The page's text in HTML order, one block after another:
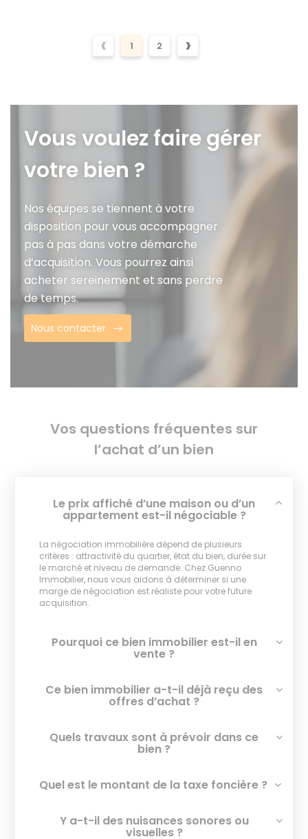
‹ 1 2 ›
Vous voulez faire gérer
votre bien ?
Nos équipes se tiennent à votre
disposition pour vous accompagner
pas à pas dans votre démarche
d’acquisition. Vous pourrez ainsi
acheter sereinement et sans perdre
de temps.
Nous contacter
Vos questions fréquentes sur
l’achat d’un bien
Le prix affiché d’une maison ou d’un
appartement est-il négociable ?
La négociation immobilière dépend de plusieurs
critères : attractivité du quartier, état du bien, durée sur
le marché et niveau de demande. Chez Guenno
Immobilier, nous vous aidons à déterminer si une
marge de négociation est réaliste pour votre future
acquisition.
Pourquoi ce bien immobilier est-il en
vente ?
Ce bien immobilier a-t-il déjà reçu des
offres d’achat ?
Quels travaux sont à prévoir dans ce
bien ?
Quel est le montant de la taxe foncière ?
Y a-t-il des nuisances sonores ou
visuelles ?